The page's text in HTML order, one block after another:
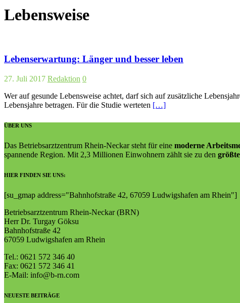
Lebensweise
Lebenserwartung: Länger und besser leben
27. Juli 2017 Redaktion 0
Wer auf gesunde Lebensweise achtet, darf sich auf zusätzliche
Lebensjahre betragen. Für die Studie werteten […]
ÜBER UNS
Das Betriebsarztzentrum Rhein-Neckar steht für eine moderne
spannende Region. Mit 2,3 Millionen Einwohnern zählt sie zu den
HIER FINDEN SIE UNS:
[su_gmap address="Bahn­hof­straße 42, 67059 Lud­wigs­ha­fen am Rhein"]
Betriebsarztzentrum Rhein-Neckar (BRN)
Herr Dr. Turgay Göksu
Bahnhofstraße 42
67059 Ludwigshafen am Rhein
Tel.: 0621 572 346 40
Fax: 0621 572 346 41
E-Mail: info@b-rn.com
NEUESTE BEITRÄGE